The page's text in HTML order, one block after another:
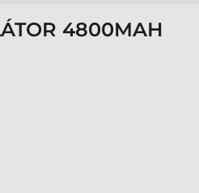
4800MAH